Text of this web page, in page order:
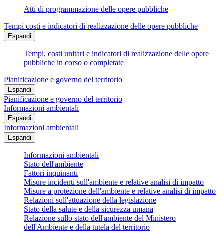
Atti di programmazione delle opere pubbliche
Tempi costi e indicatori di realizzazione delle opere pubbliche
Espandi
Tempi, costi unitari e indicatori di realizzazione delle opere
pubbliche in corso o completate
Pianificazione e governo del territorio
Espandi
Pianificazione e governo del territorio
Informazioni ambientali
Espandi
Informazioni ambientali
Espandi
Informazioni ambientali
Stato dell'ambiente
Fattori inquinanti
Misure incidenti sull'ambiente e relative analisi di impatto
Misure a protezione dell'ambiente e relative analisi di impatto
Relazioni sull'attuazione della legislazione
Stato della salute e della sicurezza umana
Relazione sullo stato dell'ambiente del Ministero
dell'Ambiente e della tutela del territorio